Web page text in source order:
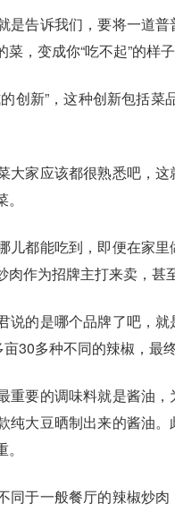
是告诉我们，要将一道
，变成你“吃不起”的样子
创新”，这种创新包括
大家应该都很熟悉吧，
儿都能吃到，即便在家
作为招牌主打来卖，甚
说的是哪个品牌了吧，
30多种不同的辣椒，最
重要的调味料就是酱油
纯大豆晒制出来的酱油
同于一般餐厅的辣椒炒